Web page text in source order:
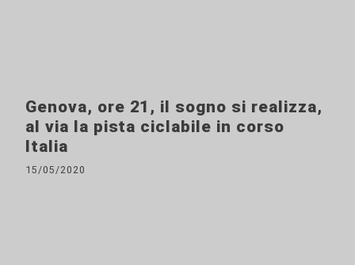
Genova, ore 21, il sogno si realizza,
al via la pista ciclabile in corso
Italia
15/05/2020